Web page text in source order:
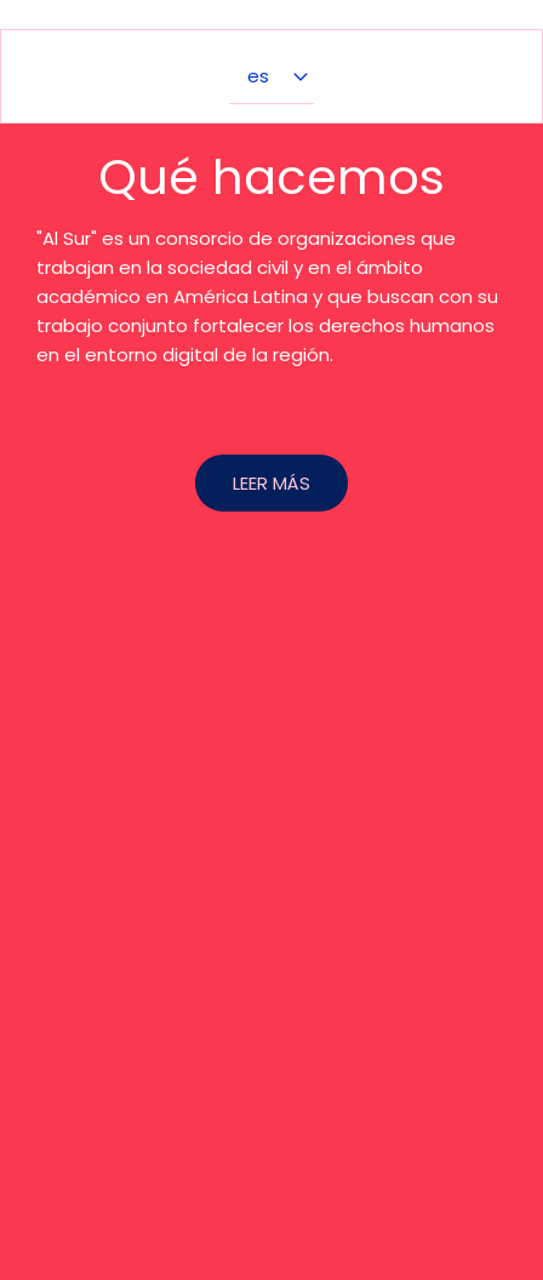
your
language
Qué hacemos
"Al Sur" es un consorcio de organizaciones que
trabajan en la sociedad civil y en el ámbito
académico en América Latina y que buscan con su
trabajo conjunto fortalecer los derechos humanos
en el entorno digital de la región.
LEER MÁS